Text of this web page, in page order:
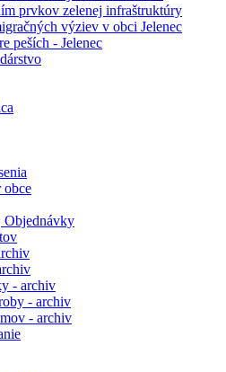
prvkov zelenej infraštruktúry
výziev v obci Jelenec
peších - Jelenec
Objednávky
- archiv
- archiv
- archiv